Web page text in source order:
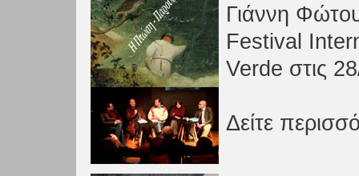
Γιάννη
Festival
Verde στις
Δείτε